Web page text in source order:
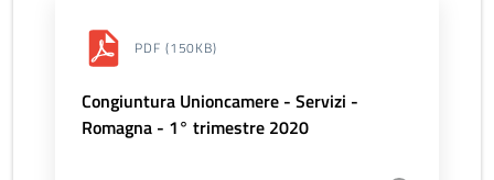
PDF (150KB)
Congiuntura Unioncamere - Servizi -
Romagna - 1° trimestre 2020